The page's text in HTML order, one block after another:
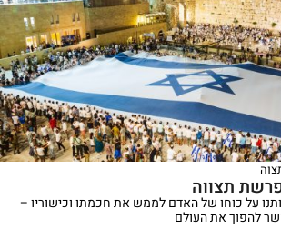
תצווה
על כוחו של האדם לממש את חכמתו וכישוריו –
להפוך את העולם